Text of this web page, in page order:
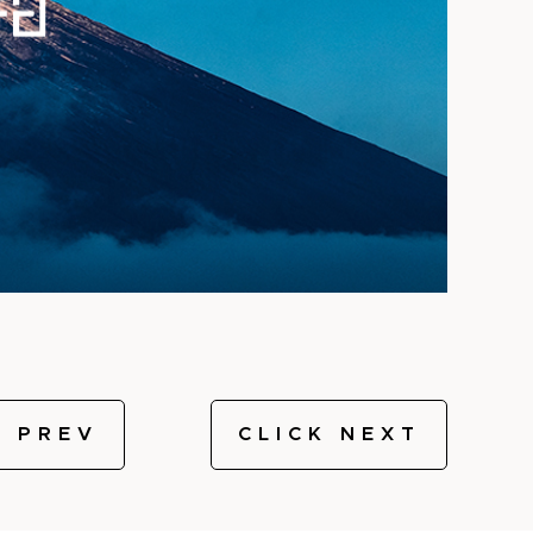
PREV CLICK NEXT